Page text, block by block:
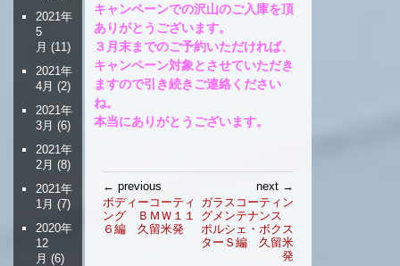
キャンペーンでの沢山のご入庫を頂
ありがとうございます。
３月末までのご予約いただければ、
キャンペーン対象とさせていただき
ますので引き続きご連絡ください
ね。
本当にありがとうございます。
稿
ナ
ビ
← previous
ボディーコーティ
ング ＢＭＷ１１
６編 久留米発
next →
ガラスコーティン
グメンテナンス
ポルシェ・ボクス
ターＳ編 久留米
発
2021年
5
月 (11)
2021年
4月 (2)
2021年
3月 (6)
2021年
2月 (8)
2021年
1月 (7)
2020年
12
月 (6)